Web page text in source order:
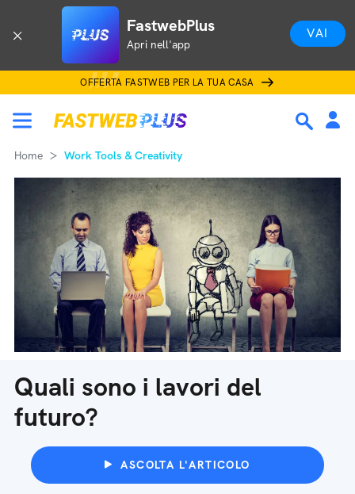
FastwebPlus
Apri nell'app
VAI
OFFERTA FASTWEB PER LA TUA CASA
Home Work Tools & Creativity
Quali sono i lavori del
futuro?
ASCOLTA L'ARTICOLO